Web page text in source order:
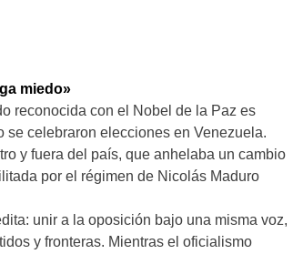
miedo»
reconocida con el Nobel de la Paz es
celebraron elecciones en Venezuela.
y fuera del país, que anhelaba un cambio
por el régimen de Nicolás Maduro
unir a la oposición bajo una misma voz,
y fronteras. Mientras el oficialismo